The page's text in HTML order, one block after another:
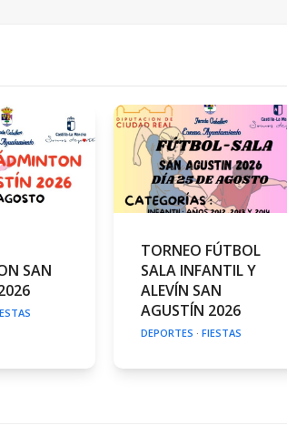
SAN
TORNEO FÚTBOL
SALA INFANTIL Y
ALEVÍN SAN
AGUSTÍN 2026
DEPORTES ·FIESTAS